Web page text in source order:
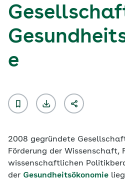
e
2008 gegründete
Förderung der Wissenschaft,
wissenschaftlichen
der Gesundheitsökonomie